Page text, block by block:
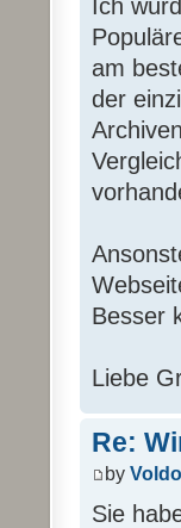
Ich
am
der
Besser
Liebe
Re:
by
Sie